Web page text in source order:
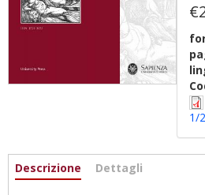
1/
Informazioni
Descrizione (scheda
Dettagli